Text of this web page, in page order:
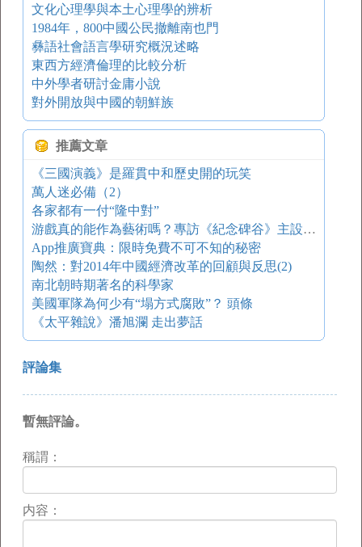
文化心理學與本土心理學的辨析
1984年，800中國公民撤離南也門
彝語社會語言學研究概況述略
東西方經濟倫理的比較分析
中外學者研討金庸小說
對外開放與中國的朝鮮族
推薦文章
《三國演義》是羅貫中和歷史開的玩笑
萬人迷必備（2）
各家都有一付“隆中對”
游戲真的能作為藝術嗎？專訪《紀念碑谷》主設計師 | 游戲葡萄
App推廣寶典：限時免費不可不知的秘密
陶然：對2014年中國經濟改革的回顧與反思(2)
南北朝時期著名的科學家
美國軍隊為何少有“塌方式腐敗”？ 頭條
《太平雜說》潘旭瀾 走出夢話
評論集
暫無評論。
稱謂：
内容：